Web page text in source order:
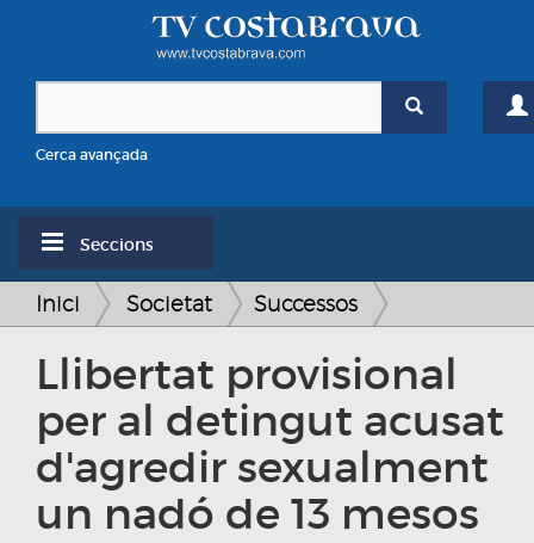
Cerca avançada
Seccions
Inici Societat Successos
Llibertat provisional
per al detingut acusat
d'agredir sexualment
un nadó de 13 mesos